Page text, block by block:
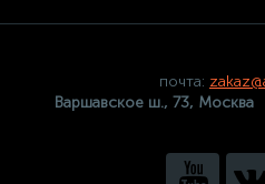
почта:
Варшавское ш., 73, Москва